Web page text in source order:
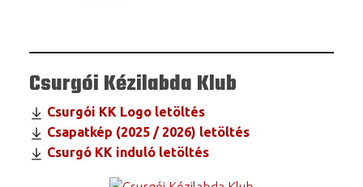
Csurgói Kézilabda Klub
Csurgói KK Logo letöltés
Csapatkép (2025 / 2026) letöltés
Csurgó KK induló letöltés